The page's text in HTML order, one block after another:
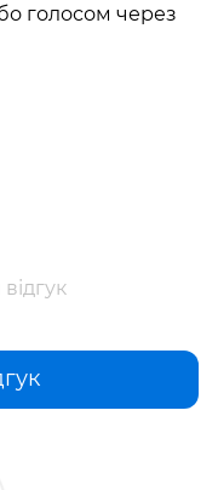
голосом через